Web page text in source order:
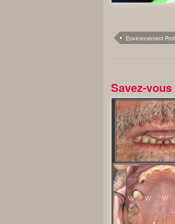
Environnement
Savez-